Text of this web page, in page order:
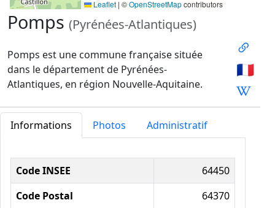
Leaflet | ©OpenStreetMapcontributors
Pomps (Pyrénées-Atlantiques)
Pomps est une commune française située
dans le département de Pyrénées-
Atlantiques, en région Nouvelle-Aquitaine.
🇫🇷
Informations Photos Administratif
Informations administratives
Code INSEE
64450
Code Postal
64370